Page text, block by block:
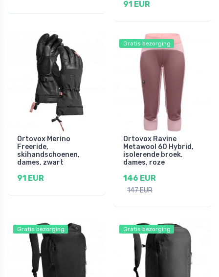
91 EUR
Ortovox Merino
Freeride,
skihandschoenen,
dames, zwart
91 EUR
Gratis bezorging
Ortovox Ravine
Metawool 60 Hybrid,
isolerende broek,
dames, roze
146 EUR
147 EUR
Gratis bezorging Gratis bezorging